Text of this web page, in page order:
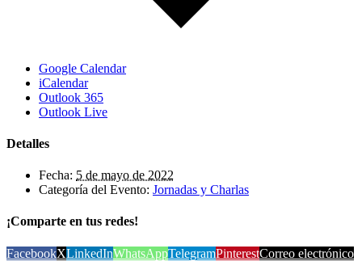
Google Calendar
iCalendar
Outlook 365
Outlook Live
Detalles
Fecha: 5 de mayo de 2022
Categoría del Evento: Jornadas y Charlas
¡Comparte en tus redes!
FacebookXLinkedInWhatsAppTelegramPinterestCorreo electrónico